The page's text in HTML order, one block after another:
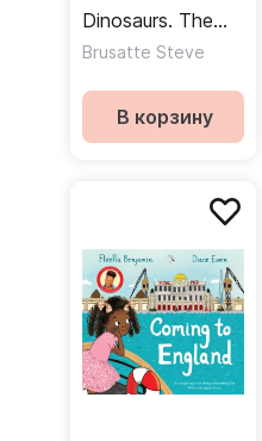
Dinosaurs. The
Rise and Fall of
Remarkable
Animals
Brusatte Steve
В корзину